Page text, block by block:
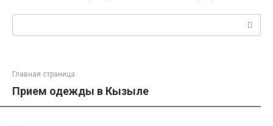
Поиск:
Главная страница
Прием одежды в Кызыле